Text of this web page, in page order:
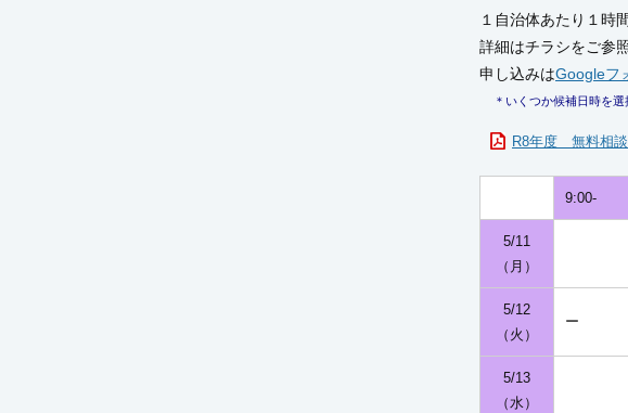
１自治体あたり１時
詳細はチラシをご参
申し込みはGoogleフ
＊いくつか候補日時を
R8年度 無料相談
9:00-
5/11
（月）
5/12
（火）
ー
5/13
（水）